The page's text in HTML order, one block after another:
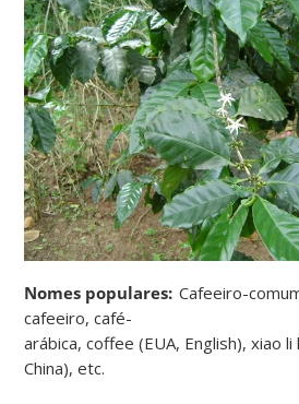
Nomes populares:Cafeeiro-
cafeeiro, café-
arábica,coffee (EUA, English),xiao li
China), etc.